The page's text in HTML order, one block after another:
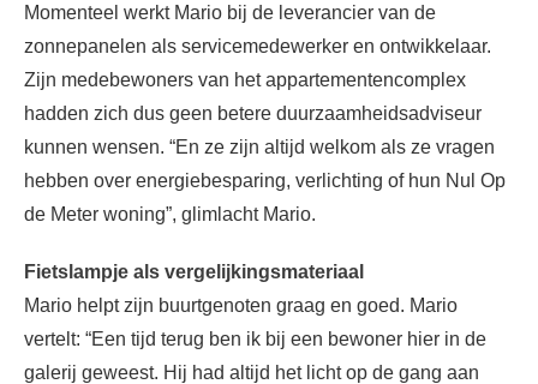
Momenteel werkt Mario bij de leverancier van de
zonnepanelen als servicemedewerker en ontwikkelaar.
Zijn medebewoners van het appartementencomplex
hadden zich dus geen betere duurzaamheidsadviseur
kunnen wensen. “En ze zijn altijd welkom als ze vragen
hebben over energiebesparing, verlichting of hun Nul Op
de Meter woning”, glimlacht Mario.
Fietslampje als vergelijkingsmateriaal
Mario helpt zijn buurtgenoten graag en goed. Mario
vertelt: “Een tijd terug ben ik bij een bewoner hier in de
galerij geweest. Hij had altijd het licht op de gang aan